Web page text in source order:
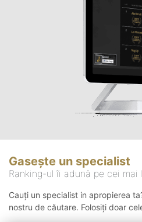
Gasește un specialist
Ranking-ul îi adună pe cei
Cauți un specialist in apropierea
nostru de căutare. Folosiți doar